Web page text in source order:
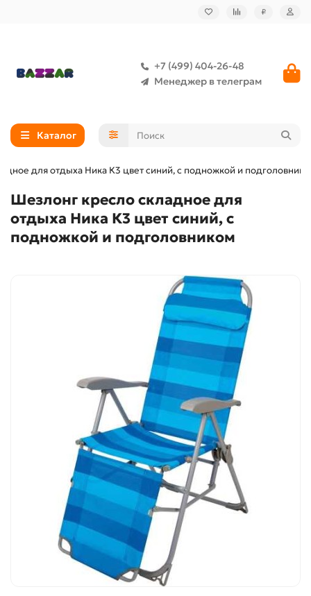
₽
+7 (499) 404-26-48
Менеджер в телеграм
Каталог
для отдыха Ника К3 цвет синий, с подножкой и
Шезлонг кресло складное для
отдыха Ника К3 цвет синий, с
подножкой и подголовником